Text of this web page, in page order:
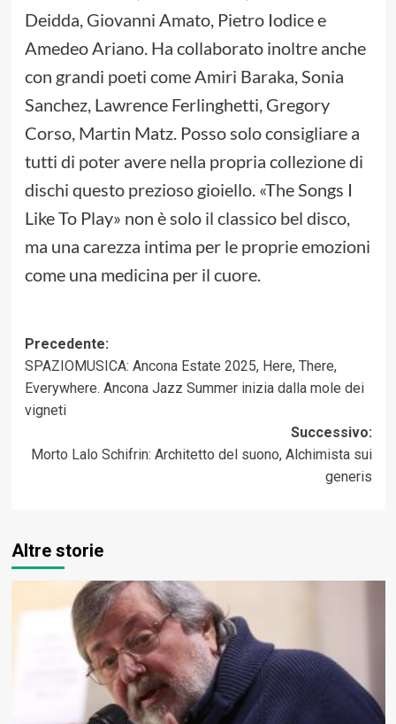
Deidda, Giovanni Amato, Pietro Iodice e
Amedeo Ariano. Ha collaborato inoltre anche
con grandi poeti come Amiri Baraka, Sonia
Sanchez, Lawrence Ferlinghetti, Gregory
Corso, Martin Matz. Posso solo consigliare a
tutti di poter avere nella propria collezione di
dischi questo prezioso gioiello. «The Songs I
Like To Play» non è solo il classico bel disco,
ma una carezza intima per le proprie emozioni
come una medicina per il cuore.
Navigazione
articolo
Precedente:
SPAZIOMUSICA: Ancona Estate 2025, Here, There,
Everywhere. Ancona Jazz Summer inizia dalla mole dei
vigneti
Successivo:
Morto Lalo Schifrin: Architetto del suono, Alchimista sui
generis
Altre storie